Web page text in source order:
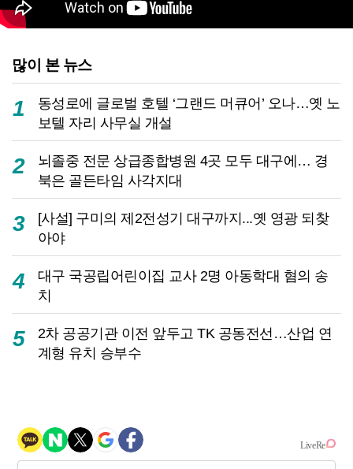
많이 본 뉴스
1
동성로에 글로벌 호텔 ‘그랜드 머큐어’ 오나…옛 노
보텔 자리 사무실 개설
2
뇌졸중 전문 상급종합병원 4곳 모두 대구에… 경
북은 골든타임 사각지대
3
[사설] 구미의 제2전성기 대구까지...옛 영광 되찾
아야
4
대구 국공립어린이집 교사 2명 아동학대 혐의 송
치
5
2차 공공기관 이전 앞두고 TK 공동전선…산업 연
계형 유치 승부수